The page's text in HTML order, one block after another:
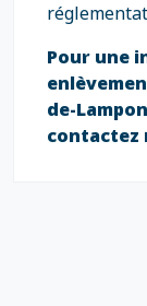
Pour une
de-
contactez